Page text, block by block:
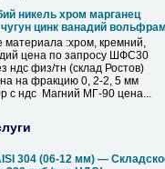
никель хром марганец
цинк ванадий
материала :хром, кремний,
цена по запросу ШФС30
ндс физ/тн (склад Ростов)
на фракцию 0, 2-2, 5 мм
с ндс Магний МГ-90 цена...
304 (06-12 мм) —